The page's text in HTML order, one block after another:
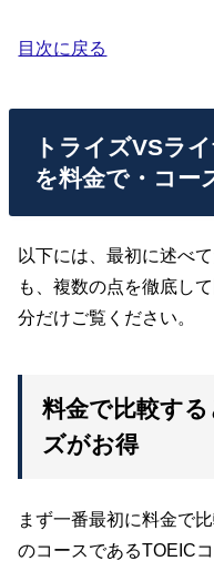
目次に戻る
トライズVSラ
を料金で・コー
以下には、最初に述べ
も、複数の点を徹底し
分だけご覧ください。
料金で比較す
ズがお得
まず一番最初に料金で
のコースであるTOEIC